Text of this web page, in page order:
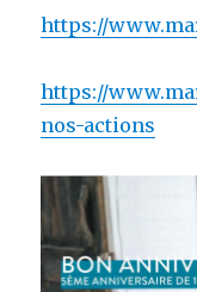
https://
https://
nos-actions